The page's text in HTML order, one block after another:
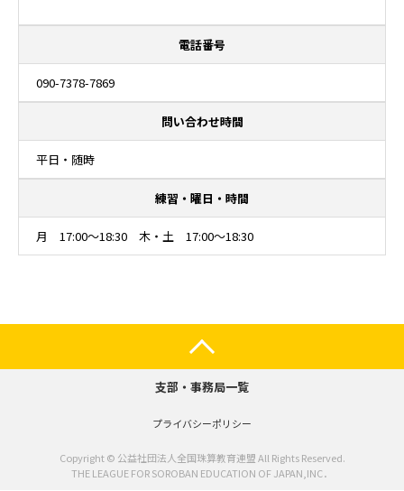
電話番号
090-7378-7869
問い合わせ時間
平日・随時
練習・曜日・時間
月 17:00～18:30 木・土 17:00～18:30
支部・事務局一覧
プライバシーポリシー
Copyright © 公益社団法人全国珠算教育連盟 All Rights Reserved.
THE LEAGUE FOR SOROBAN EDUCATION OF JAPAN,INC．